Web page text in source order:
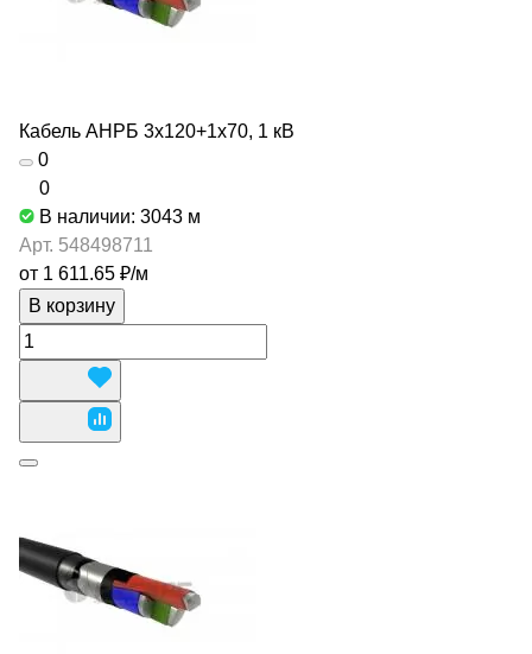
Кабель АНРБ 3х120+1х70, 1 кВ
0
0
В наличии: 3043 м
Арт. 548498711
от 1 611.65 ₽/м
В корзину